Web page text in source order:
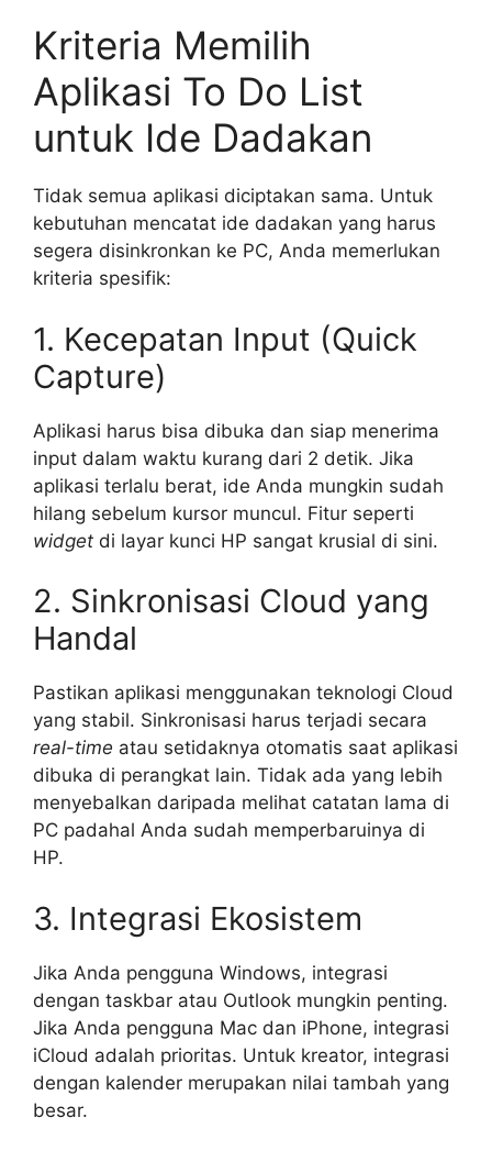
Kriteria Memilih
Aplikasi To Do List
untuk Ide Dadakan
Tidak semua aplikasi diciptakan sama. Untuk
kebutuhan mencatat ide dadakan yang harus
segera disinkronkan ke PC, Anda memerlukan
kriteria spesifik:
1. Kecepatan Input (Quick
Capture)
Aplikasi harus bisa dibuka dan siap menerima
input dalam waktu kurang dari 2 detik. Jika
aplikasi terlalu berat, ide Anda mungkin sudah
hilang sebelum kursor muncul. Fitur seperti
widget di layar kunci HP sangat krusial di sini.
2. Sinkronisasi Cloud yang
Handal
Pastikan aplikasi menggunakan teknologi Cloud
yang stabil. Sinkronisasi harus terjadi secara
real-time atau setidaknya otomatis saat aplikasi
dibuka di perangkat lain. Tidak ada yang lebih
menyebalkan daripada melihat catatan lama di
PC padahal Anda sudah memperbaruinya di
HP.
3. Integrasi Ekosistem
Jika Anda pengguna Windows, integrasi
dengan taskbar atau Outlook mungkin penting.
Jika Anda pengguna Mac dan iPhone, integrasi
iCloud adalah prioritas. Untuk kreator, integrasi
dengan kalender merupakan nilai tambah yang
besar.